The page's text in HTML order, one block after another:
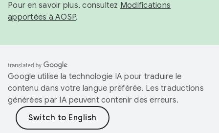
Pour en savoir plus, consultez Modifications
apportées à AOSP.
Google utilise la technologie IA pour traduire le
contenu dans votre langue préférée. Les traductions
générées par IA peuvent contenir des erreurs.